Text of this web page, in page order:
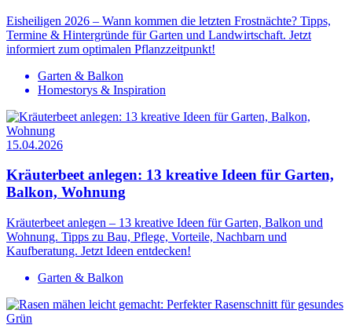
Eisheiligen 2026 – Wann kommen die letzten Frostnächte? Tipps,
Termine & Hintergründe für Garten und Landwirtschaft. Jetzt
informiert zum optimalen Pflanzzeitpunkt!
Garten & Balkon
Homestorys & Inspiration
15.04.2026
Kräuterbeet anlegen: 13 kreative Ideen für Garten,
Balkon, Wohnung
Kräuterbeet anlegen – 13 kreative Ideen für Garten, Balkon und
Wohnung. Tipps zu Bau, Pflege, Vorteile, Nachbarn und
Kaufberatung. Jetzt Ideen entdecken!
Garten & Balkon